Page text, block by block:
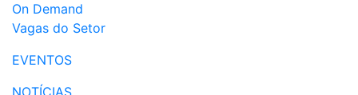
On Demand
Vagas do Setor
EVENTOS